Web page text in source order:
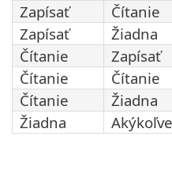
Zapísať
Čítanie
Zapísať
Žiadna
Čítanie
Zapísať
Čítanie
Čítanie
Čítanie
Žiadna
Žiadna